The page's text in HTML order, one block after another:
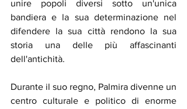
unire popoli diversi sotto un'unica
bandiera e la sua determinazione nel
difendere la sua città rendono la sua
storia una delle più affascinanti
dell'antichità.
Durante il suo regno, Palmira divenne un
centro culturale e politico di enorme